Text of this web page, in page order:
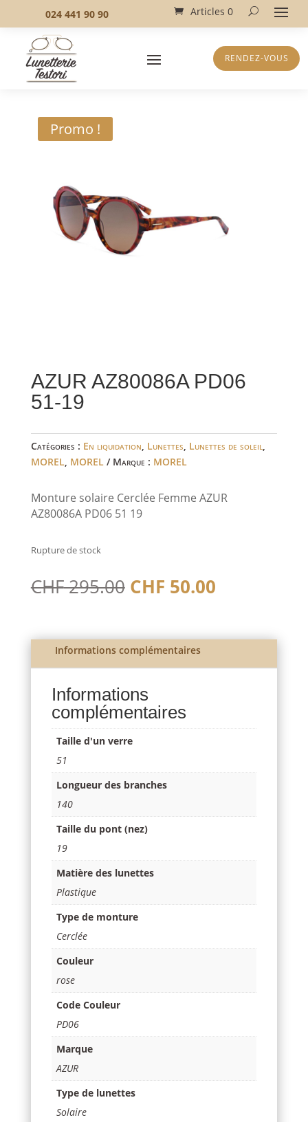
024 441 90 90 Articles 0
RENDEZ-VOUS
Promo !
AZUR AZ80086A PD06
51-19
Catégories : En liquidation, Lunettes, Lunettes de soleil,
MOREL, MOREL Marque : MOREL
Monture solaire Cerclée Femme AZUR
AZ80086A PD06 51 19
Rupture de stock
CHF295.00 Le
prix
était :
CHF 295.00.
CHF 50.00Le
est :
Informations complémentaires
Informations
complémentaires
Taille d'un verre
51
Longueur des branches
140
Taille du pont (nez)
19
Matière des lunettes
Plastique
Type de monture
Cerclée
Couleur
rose
Code Couleur
PD06
Marque
AZUR
Type de lunettes
Solaire